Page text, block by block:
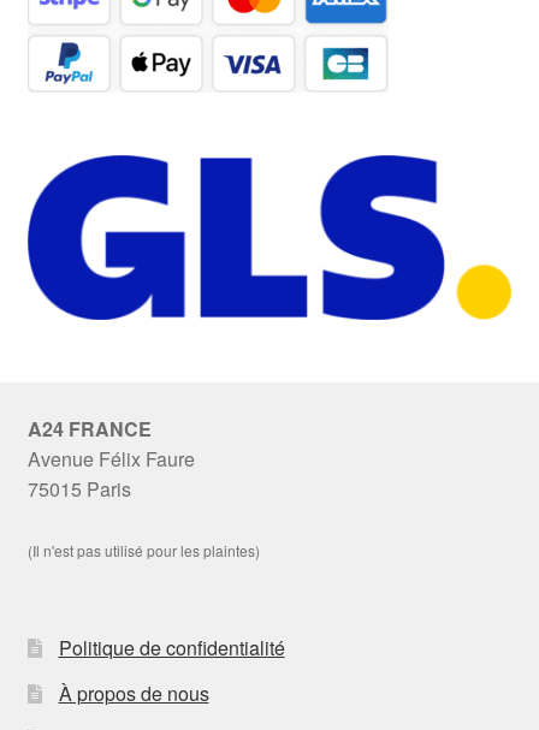
A24 FRANCE
Avenue Félix Faure
75015 Paris
(Il n'est pas utilisé pour les plaintes)
Politique de confidentialité
À propos de nous